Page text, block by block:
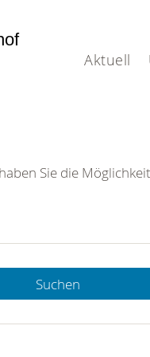
Aktuell
Sie die
Suchen